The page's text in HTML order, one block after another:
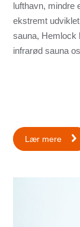
lufthavn, mindre
ekstremt
sauna, Hemlock
infrarød sauna
Lær mere